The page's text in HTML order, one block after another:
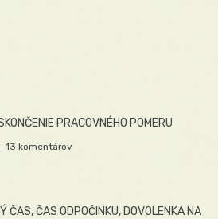
PRACOVNÉHO POMERU
13 komentárov
ČAS, ČAS ODPOČINKU, DOVOLENKA NA